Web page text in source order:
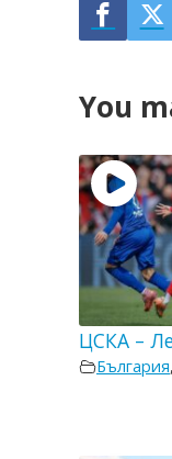
You
ЦСКА –
България,